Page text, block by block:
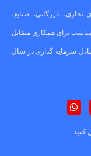
تجاری، بازرگانی، صنایع،
برای همکاری متقابل
سرمایه گذاری در سال
کنید.